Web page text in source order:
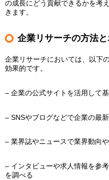
の成長にどう貢献できるかを考
きます。
企業リサーチの方法と
企業リサーチにおいては、以下
効果的です。
– 企業の公式サイトを活用して
– SNSやブログなどで企業の最
– 業界誌やニュースで業界動向
– インタビューや求人情報を参
を調べる